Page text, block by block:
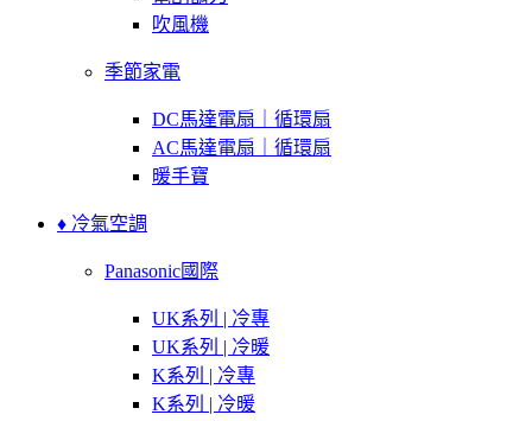
吹風機
季節家電
DC馬達電扇｜循環扇
AC馬達電扇｜循環扇
暖手寶
♦ 冷氣空調
Panasonic國際
UK系列 | 冷專
UK系列 | 冷暖
K系列 | 冷專
K系列 | 冷暖